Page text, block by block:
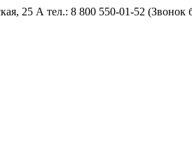
25 А тел.: 8 800 550-01-52